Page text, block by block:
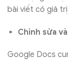
bài viết có giá
Chỉnh sửa
Google Docs